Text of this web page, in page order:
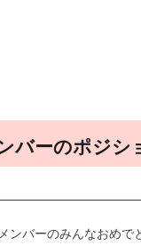
バーのポジシ
ンバーのみんなおめで